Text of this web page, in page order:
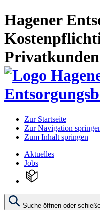
Hagener
Privatkunden
Zur Startseite
Zur Navigation
Zum Inhalt springen
Aktuelles
Jobs
Suche öffnen oder